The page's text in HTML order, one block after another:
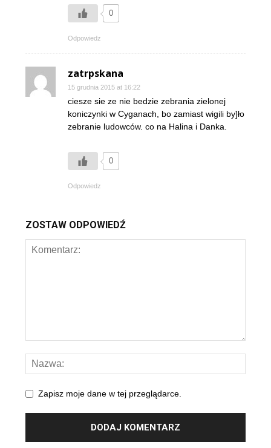
0
Odpowiedz
zatrpskana
15 grudnia 2015 at 16:22
ciesze sie ze nie bedzie zebrania zielonej
koniczynki w Cyganach, bo zamiast wigili by]ło
zebranie ludowców. co na Halina i Danka.
0
Odpowiedz
ZOSTAW ODPOWIEDŹ
Zapisz moje dane w tej przeglądarce.